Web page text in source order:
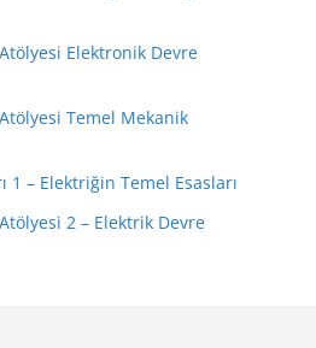
Elektronik Devre
Temel Mekanik
1 – Elektriğin Temel Esasları
2 – Elektrik Devre